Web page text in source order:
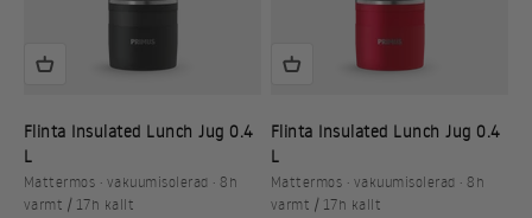
Flinta Insulated Lunch Jug 0.4
L
Mattermos · vakuumisolerad · 8h
varmt / 17h kallt
Flinta Insulated Lunch Jug 0.4
L
Mattermos · vakuumisolerad · 8h
varmt / 17h kallt